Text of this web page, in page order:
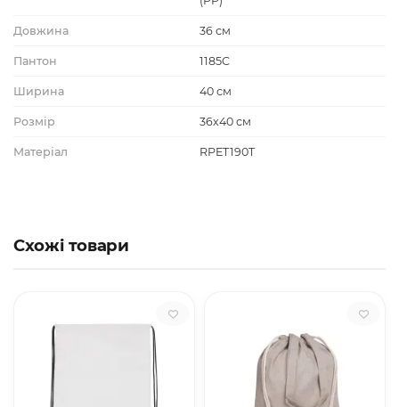
Довжина 36 см
Пантон 1185C
Ширина 40 см
Розмір 36х40 см
Матеріал RPET190T
Схожі товари